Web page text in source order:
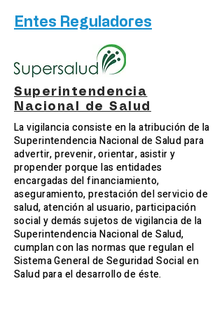
Entes Reguladores
Superintendencia
Nacional de Salud
La vigilancia consiste en la atribución de la
Superintendencia Nacional de Salud para
advertir, prevenir, orientar, asistir y
propender porque las entidades
encargadas del financiamiento,
aseguramiento, prestación del servicio de
salud, atención al usuario, participación
social y demás sujetos de vigilancia de la
Superintendencia Nacional de Salud,
cumplan con las normas que regulan el
Sistema General de Seguridad Social en
Salud para el desarrollo de éste.